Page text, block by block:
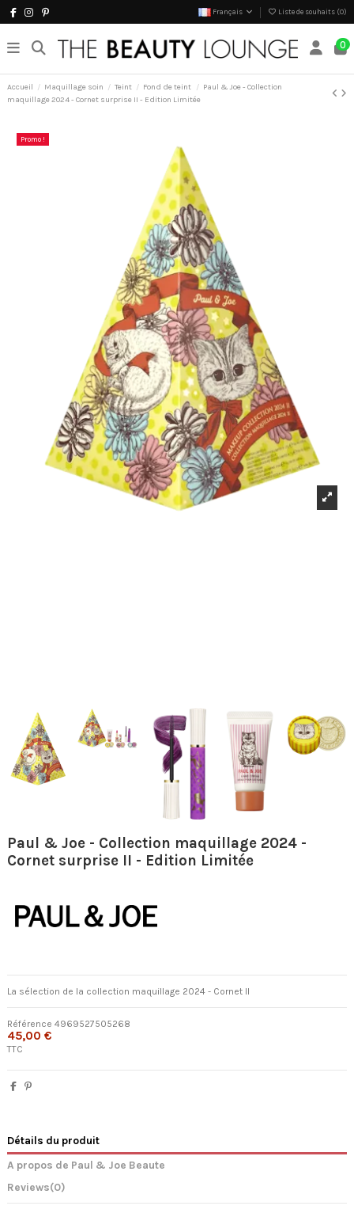
Français Liste de souhaits (0)
0
Accueil Maquillage soin Teint Fond de teint
Paul & Joe - Collection
maquillage 2024 - Cornet surprise II - Edition Limitée
Promo !
Paul & Joe - Collection maquillage 2024 -
Cornet surprise II - Edition Limitée
La sélection de la collection maquillage 2024 - Cornet II
Référence 4969527505268
45,00 €
TTC
Détails du produit
A propos de Paul & Joe Beaute
Reviews(0)